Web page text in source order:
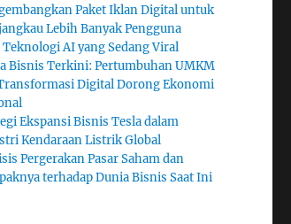
Paket Iklan Digital untuk
Lebih Banyak Pengguna
AI yang Sedang Viral
Bisnis Terkini: Pertumbuhan UMKM
Digital Dorong Ekonomi
Ekspansi Bisnis Tesla dalam
Kendaraan Listrik Global
Pergerakan Pasar Saham dan
terhadap Dunia Bisnis Saat Ini